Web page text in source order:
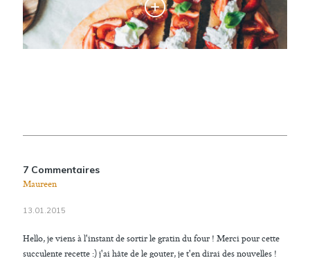
7 Commentaires
Maureen
13.01.2015
Hello, je viens à l'instant de sortir le gratin du four ! Merci pour cette
succulente recette :) j'ai hâte de le gouter, je t'en dirai des nouvelles !